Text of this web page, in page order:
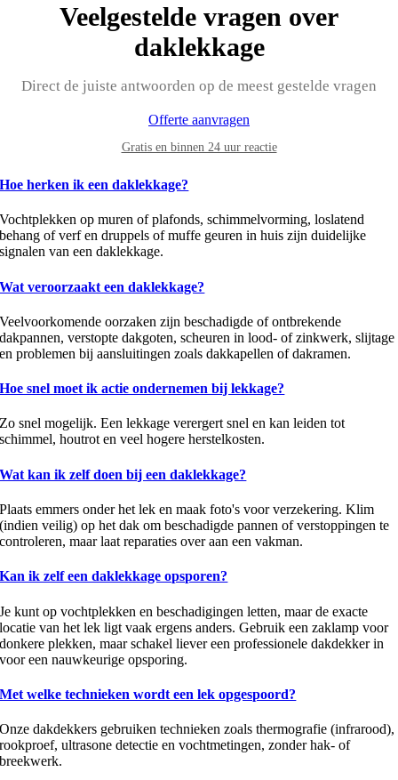
Veelgestelde vragen over
daklekkage
Direct de juiste antwoorden op de meest gestelde vragen
Offerte aanvragen
Gratis en binnen 24 uur reactie
Hoe herken ik een daklekkage?
Vochtplekken op muren of plafonds, schimmelvorming, loslatend
behang of verf en druppels of muffe geuren in huis zijn duidelijke
signalen van een daklekkage.
Wat veroorzaakt een daklekkage?
Veelvoorkomende oorzaken zijn beschadigde of ontbrekende
dakpannen, verstopte dakgoten, scheuren in lood- of zinkwerk, slijtage
en problemen bij aansluitingen zoals dakkapellen of dakramen.
Hoe snel moet ik actie ondernemen bij lekkage?
Zo snel mogelijk. Een lekkage verergert snel en kan leiden tot
schimmel, houtrot en veel hogere herstelkosten.
Wat kan ik zelf doen bij een daklekkage?
Plaats emmers onder het lek en maak foto's voor verzekering. Klim
(indien veilig) op het dak om beschadigde pannen of verstoppingen te
controleren, maar laat reparaties over aan een vakman.
Kan ik zelf een daklekkage opsporen?
Je kunt op vochtplekken en beschadigingen letten, maar de exacte
locatie van het lek ligt vaak ergens anders. Gebruik een zaklamp voor
donkere plekken, maar schakel liever een professionele dakdekker in
voor een nauwkeurige opsporing.
Met welke technieken wordt een lek opgespoord?
Onze dakdekkers gebruiken technieken zoals thermografie (infrarood),
rookproef, ultrasone detectie en vochtmetingen, zonder hak- of
breekwerk.